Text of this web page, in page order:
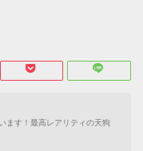
ます！最高レアリティの天狗